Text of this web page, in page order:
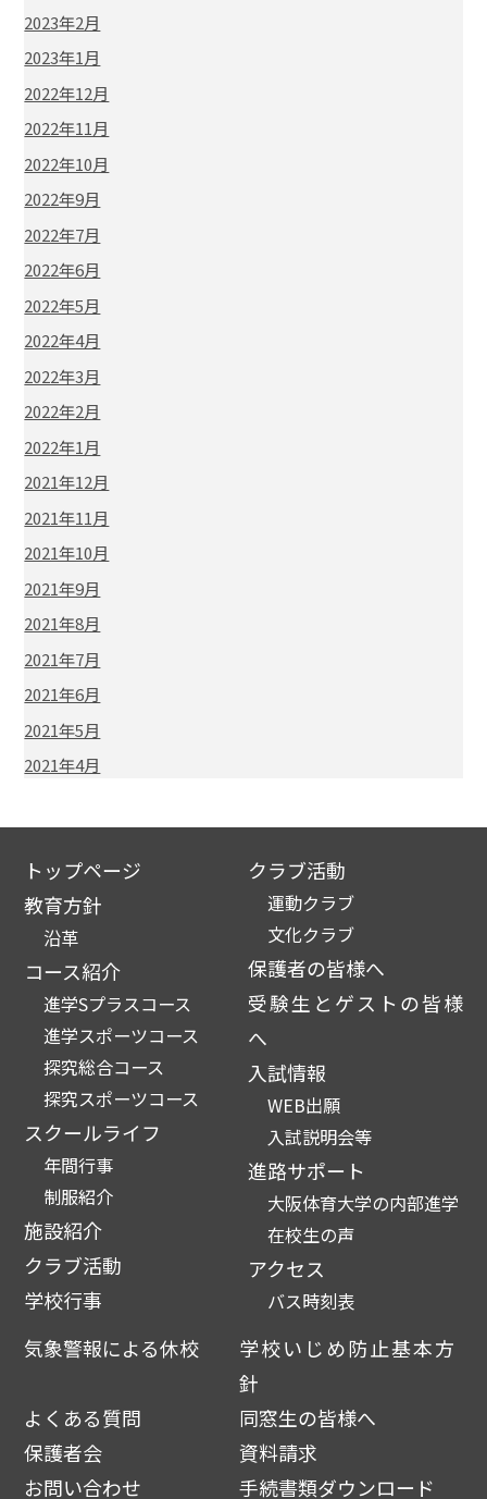
2023年2月
2023年1月
2022年12月
2022年11月
2022年10月
2022年9月
2022年7月
2022年6月
2022年5月
2022年4月
2022年3月
2022年2月
2022年1月
2021年12月
2021年11月
2021年10月
2021年9月
2021年8月
2021年7月
2021年6月
2021年5月
2021年4月
トップページ
教育方針
沿革
コース紹介
進学Sプラスコース
進学スポーツコース
探究総合コース
探究スポーツコース
スクールライフ
年間行事
制服紹介
施設紹介
クラブ活動
学校行事
クラブ活動
運動クラブ
文化クラブ
保護者の皆様へ
受験生とゲストの皆様
へ
入試情報
WEB出願
入試説明会等
進路サポート
大阪体育大学の内部進学
在校生の声
アクセス
バス時刻表
気象警報による休校
学校いじめ防止基本方
針
よくある質問
同窓生の皆様へ
保護者会
資料請求
お問い合わせ
手続書類ダウンロード